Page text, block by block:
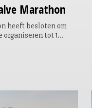
Marathon
heeft besloten om
tot 1